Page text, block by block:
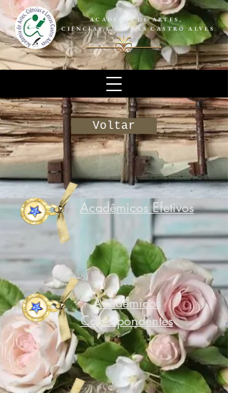
ACADEMIA DE ARTES,
CIÊNCIAS E LETRAS CASTRO ALVES
Voltar
Acadêmicos Efetivos
Acadêmicos
Correspondentes